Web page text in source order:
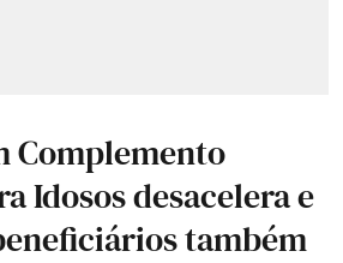
Complemento
Idosos desacelera e
também